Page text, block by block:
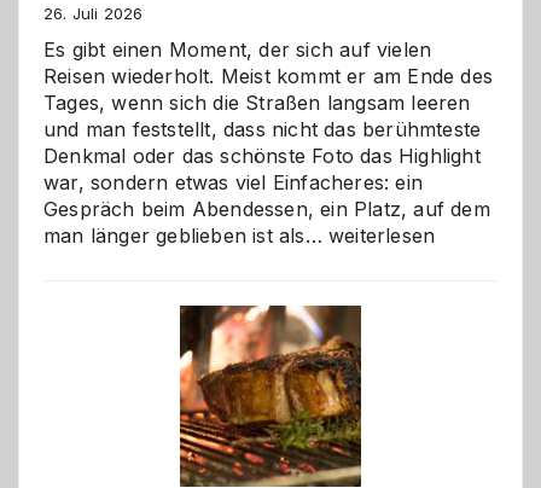
26. Juli 2026
Es gibt einen Moment, der sich auf vielen
Reisen wiederholt. Meist kommt er am Ende des
Tages, wenn sich die Straßen langsam leeren
und man feststellt, dass nicht das berühmteste
Denkmal oder das schönste Foto das Highlight
war, sondern etwas viel Einfacheres: ein
Gespräch beim Abendessen, ein Platz, auf dem
man länger geblieben ist als… Als
–
die
Gelegenheit,
neue
Reiseziele
zu
entdecken
weiterlesen